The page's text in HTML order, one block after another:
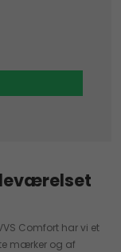
Comfort har vi et
mærker og af